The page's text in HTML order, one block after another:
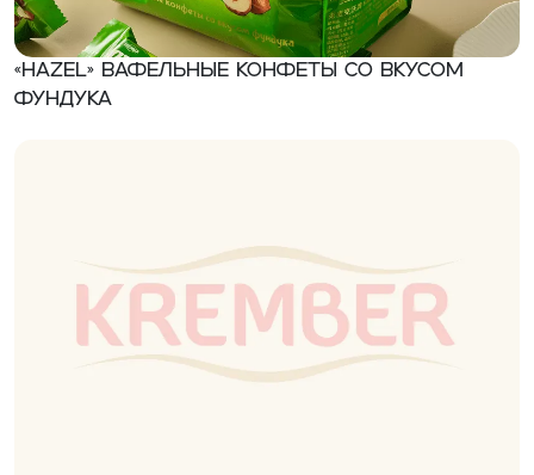
«Hazel» вафельные конфеты со вкусом
фундука